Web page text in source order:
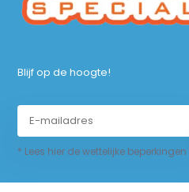
Blijf op de hoogte!
* Lees hier de wettelijke beperkingen